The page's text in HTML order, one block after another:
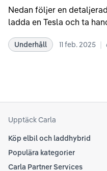
Nedan följer en
ladda en Tesla och ta
rekommendationer samt
Underhåll 11 feb. 2025 |
Upptäck Carla
Köp elbil och laddhybrid
Populära kategorier
Carla Partner Services